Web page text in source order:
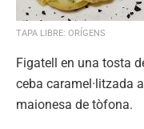
TAPA LIBRE: ORÍGENS
Figatell en una tosta
ceba caramel·litzada
maionesa de tòfona.